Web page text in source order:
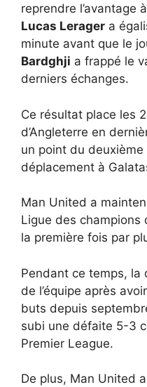
reprendre l’avantage
Lucas Lerager a
minute avant que le
Bardghji a frappé le
derniers échanges.
Ce résultat place les
d’Angleterre en
un point du
déplacement à
Man United a
Ligue des champions
la première fois par
Pendant ce temps, la
de l’équipe après
buts depuis
subi une défaite 5-3
Premier League.
De plus, Man United